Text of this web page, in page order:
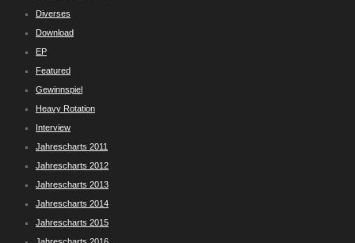
Diverses
Download
EP
Featured
Gewinnspiel
Heavy Rotation
Interview
Jahrescharts 2011
Jahrescharts 2012
Jahrescharts 2013
Jahrescharts 2014
Jahrescharts 2015